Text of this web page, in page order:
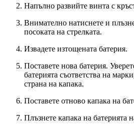
Напълно развийте винта с
Внимателно натиснете и
посоката на стрелката.
Извадете изтощената батерия.
Поставете нова батерия.
батерията съответства на
страна на капака.
Поставете отново капака на
Плъзнете капака на батерията